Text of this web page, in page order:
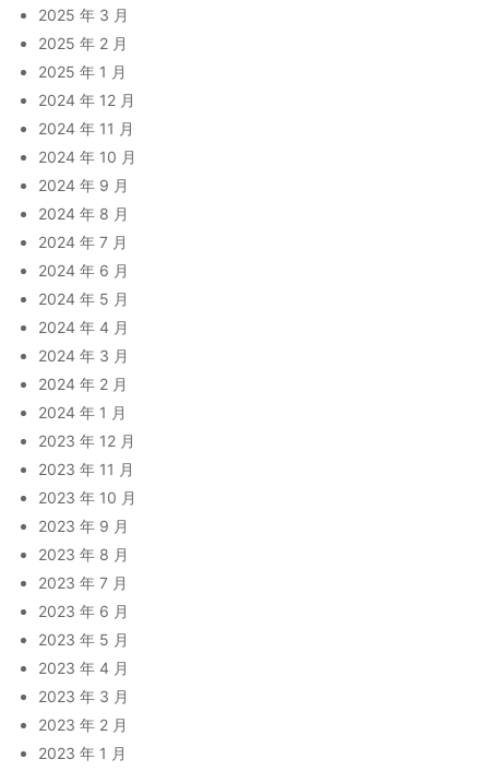
2025 年 3 月
2025 年 2 月
2025 年 1 月
2024 年 12 月
2024 年 11 月
2024 年 10 月
2024 年 9 月
2024 年 8 月
2024 年 7 月
2024 年 6 月
2024 年 5 月
2024 年 4 月
2024 年 3 月
2024 年 2 月
2024 年 1 月
2023 年 12 月
2023 年 11 月
2023 年 10 月
2023 年 9 月
2023 年 8 月
2023 年 7 月
2023 年 6 月
2023 年 5 月
2023 年 4 月
2023 年 3 月
2023 年 2 月
2023 年 1 月